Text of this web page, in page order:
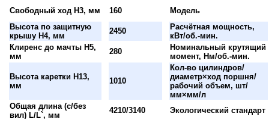
Свободный ход H3, мм 160
Модель
Высота по защитную
крышу H4, мм
2450
Расчётная мощность,
кВт/об.-мин.
Клиренс до мачты H5,
мм
280
Номинальный крутящий
момент, Нм/об.-мин.
Высота каретки H13,
мм
1010
Кол-во цилиндров/
диаметр×ход поршня/
рабочий объем, шт/
мм×мм/л
Общая длина (с/без
вил) L/L`, мм
4210/3140 Экологический стандарт